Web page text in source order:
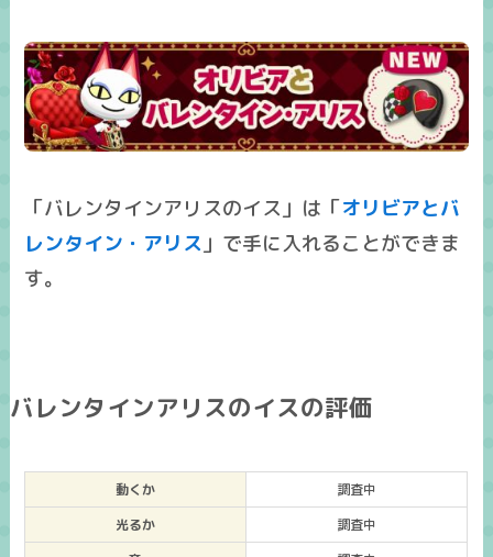
「バレンタインアリスのイス」は「オリビアとバ
レンタイン・アリス 」で手に入れることができま
す。
バレンタインアリスのイスの評価
動くか
調査中
光るか
調査中